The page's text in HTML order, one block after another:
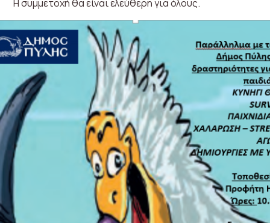
Η συμμετοχή θα είναι ελεύθερη για όλους.